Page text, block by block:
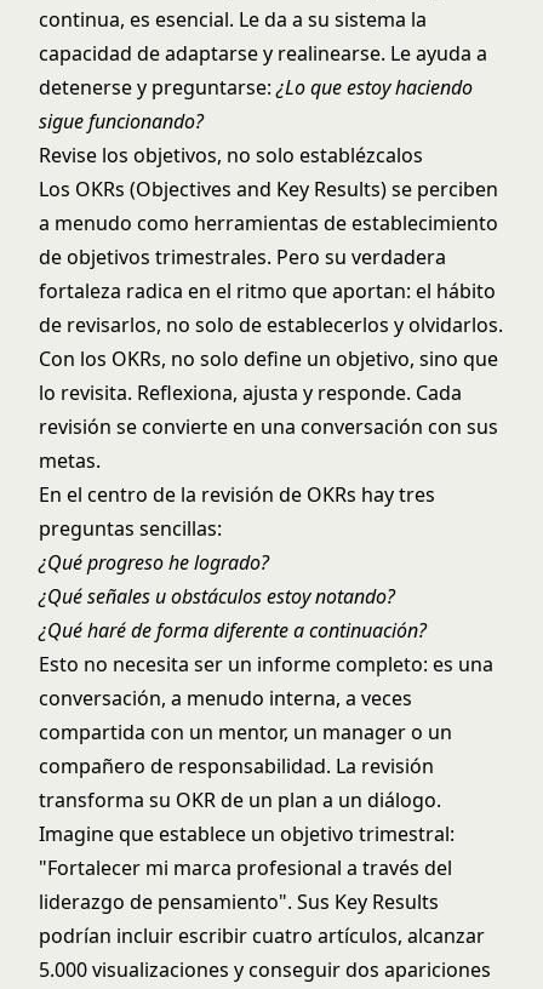
continua, es esencial. Le da a su sistema la
capacidad de adaptarse y realinearse. Le ayuda a
detenerse y preguntarse:¿Lo que estoy haciendo
sigue funcionando?
Revise los objetivos, no solo establézcalos
Los OKRs (Objectives and Key Results) se perciben
a menudo como herramientas de establecimiento
de objetivos trimestrales. Pero su verdadera
fortaleza radica en el ritmo que aportan: el hábito
de revisarlos, no solo de establecerlos y olvidarlos.
Con los OKRs, no solo define un objetivo, sino que
lo revisita. Reflexiona, ajusta y responde. Cada
revisión se convierte en una conversación con sus
metas.
En el centro de la revisión de OKRs hay tres
preguntas sencillas:
¿Qué progreso he logrado?
¿Qué señales u obstáculos estoy notando?
¿Qué haré de forma diferente a continuación?
Esto no necesita ser un informe completo: es una
conversación, a menudo interna, a veces
compartida con un mentor, un manager o un
compañero de responsabilidad. La revisión
transforma su OKR de un plan a un diálogo.
Imagine que establece un objetivo trimestral:
"Fortalecer mi marca profesional a través del
liderazgo de pensamiento". Sus Key Results
podrían incluir escribir cuatro artículos, alcanzar
5.000 visualizaciones y conseguir dos apariciones